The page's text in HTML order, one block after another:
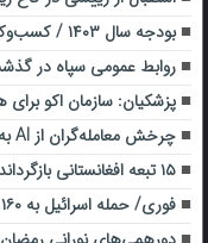
بودجه سال ۱۴۰۳ / کسب‌وکارهای اینترنتی مشمول این معافیت شدند
روابط عمومی سپاه در
پزشکیان: سازمان اکو
چرخش معامله‌گران از AI به نفت؛ پول‌ها به سمت غول‌های نفتی رفت
۱۵ تبعه افغانستانی بازگردانده شدند
فوری/ حمله اسرائیل به ۱۶۰ نقطه در سوریه